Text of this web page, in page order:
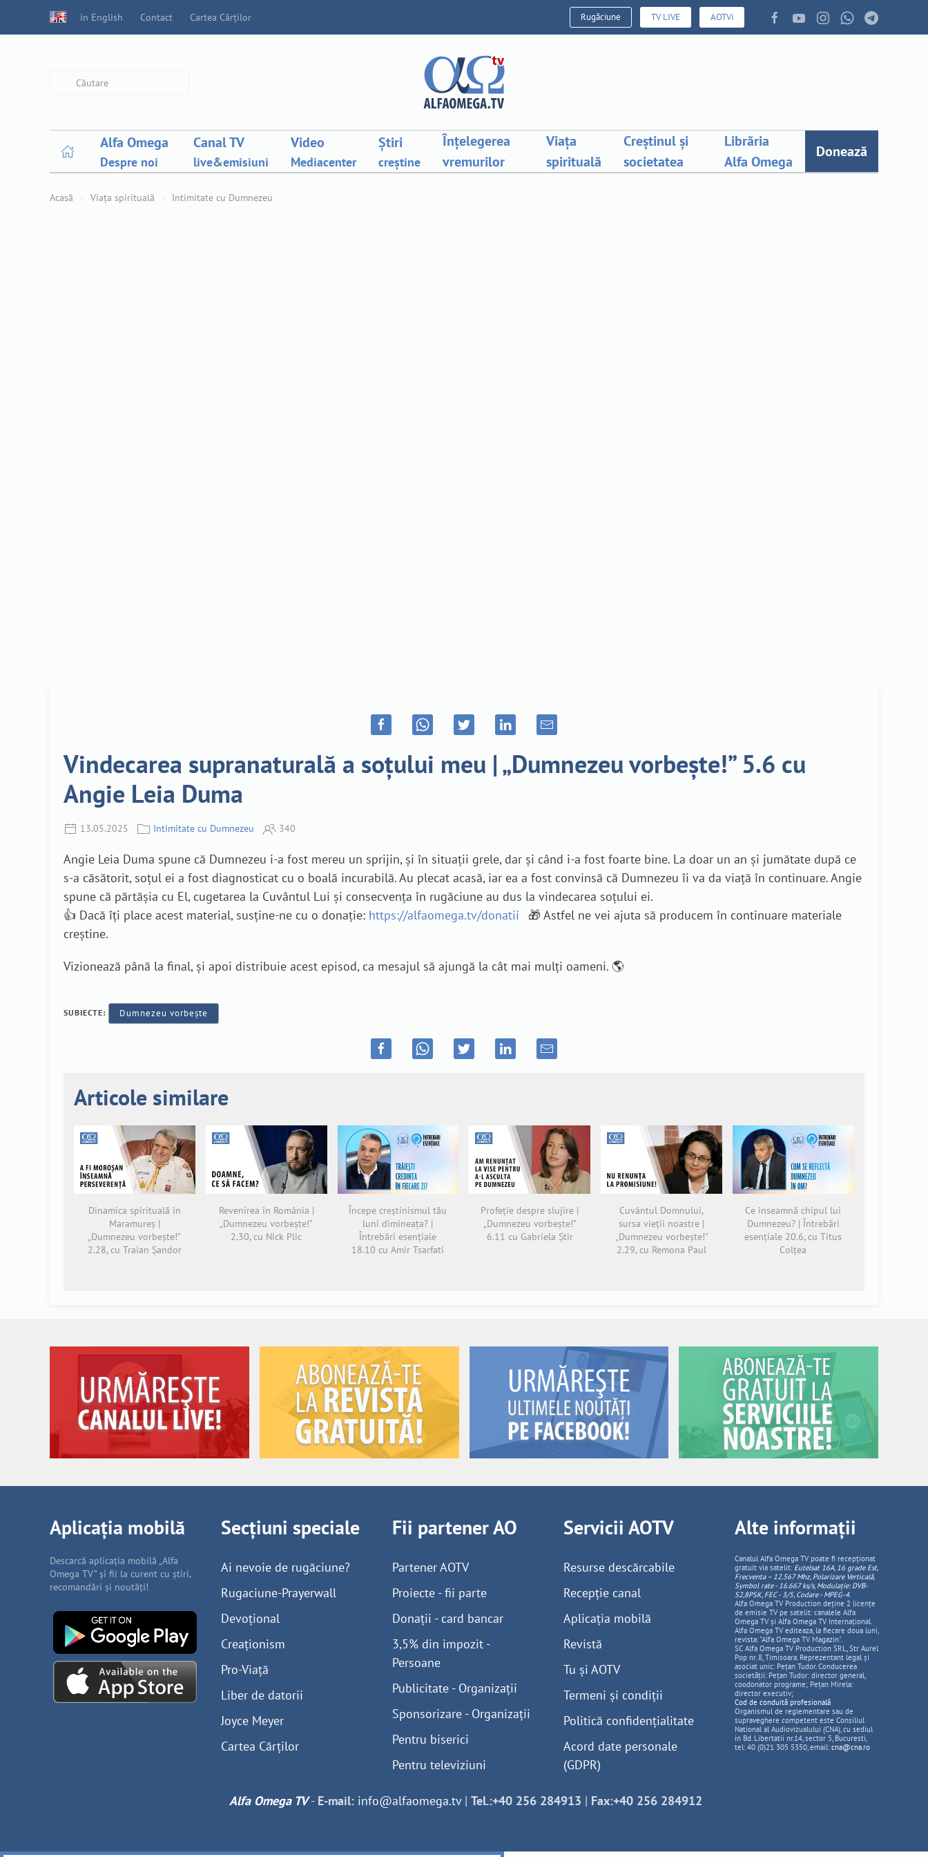
in English Contact Cartea Cărților Rugăciune TV LIVE AOTVi
Alfa Omega
Despre noi
Canal TV
live&emisiuni
Video
Mediacenter
Știri
creștine
Înțelegerea
vremurilor
Viața
spirituală
Creștinul și
societatea
Librăria
Alfa Omega
Donează
Acasă Viața spirituală Intimitate cu Dumnezeu
Vindecarea supranaturală a soțului meu | „Dumnezeu vorbește!” 5.6 cu
Angie Leia Duma
13.05.2025 Intimitate cu Dumnezeu 340
Angie Leia Duma spune că Dumnezeu i-a fost mereu un sprijin, și în situații grele, dar și când i-a fost foarte bine. La doar un an și jumătate după ce
s-a căsătorit, soțul ei a fost diagnosticat cu o boală incurabilă. Au plecat acasă, iar ea a fost convinsă că Dumnezeu îi va da viață în continuare. Angie
spune că părtășia cu El, cugetarea la Cuvântul Lui și consecvența în rugăciune au dus la vindecarea soțului ei.
👍 Dacă îți place acest material, susține-ne cu o donație: https://alfaomega.tv/donatii 🎁 Astfel ne vei ajuta să producem în continuare materiale
creștine.
Vizionează până la final, și apoi distribuie acest episod, ca mesajul să ajungă la cât mai mulți oameni. 🌎
SUBIECTE: Dumnezeu vorbește
Articole similare
Dinamica spirituală în
Maramureș |
„Dumnezeu vorbește!”
2.28, cu Traian Șandor
Revenirea în România |
„Dumnezeu vorbește!”
2.30, cu Nick Plic
Începe creștinismul tău
luni dimineața? |
Întrebări esențiale
18.10 cu Amir Tsarfati
Profeție despre slujire |
„Dumnezeu vorbește!”
6.11 cu Gabriela Știr
Cuvântul Domnului,
sursa vieții noastre |
„Dumnezeu vorbește!”
2.29, cu Remona Paul
Ce înseamnă chipul lui
Dumnezeu? | Întrebări
esențiale 20.6, cu Titus
Colțea
Aplicația mobilă
Descarcă aplicația mobilă „Alfa
Omega TV” și fii la curent cu știri,
recomandări și noutăți!
Secțiuni speciale
Ai nevoie de rugăciune?
Rugaciune-Prayerwall
Devoțional
Creaționism
Pro-Viață
Liber de datorii
Joyce Meyer
Cartea Cărților
Fii partener AO
Partener AOTV
Proiecte - fii parte
Donații - card bancar
3,5% din impozit -
Persoane
Publicitate - Organizații
Sponsorizare - Organizații
Pentru biserici
Pentru televiziuni
Servicii AOTV
Resurse descărcabile
Recepție canal
Aplicația mobilă
Revistă
Tu și AOTV
Termeni și condiții
Politică confidențialitate
Acord date personale
(GDPR)
Alte informații
Canalul Alfa Omega TV poate fi recepționat
gratuit via satelit: Eutelsat 16A, 16 grade Est,
Frecventa – 12.567 Mhz, PolarizareVerticală,
Symbol rate - 16.667 ks/s, Modulație: DVB-
S2,8PSK, FEC - 3/5, Codare - MPEG-4.
Alfa Omega TV Production deține 2 licențe
de emisie TV pe satelit: canalele Alfa
Omega TV și Alfa Omega TV Internațional.
Alfa Omega TV editeaza, la fiecare doua luni,
revista: "Alfa Omega TV Magazin".
SC Alfa Omega TV Production SRL, Str Aurel
Pop nr. 8, Timisoara. Reprezentant legal și
asociat unic: Pețan Tudor. Conducerea
societății: Pețan Tudor: director general,
coodonator programe; Pețan Mirela:
director executiv;
Cod de conduită profesională
Organismul de reglementare sau de
supraveghere competent este Consiliul
National al Audiovizualului (CNA), cu sediul
in Bd. Libertatii nr.14, sector 5, Bucuresti,
tel: 40 (0)21 305 5350, email: cna@cna.ro
Alfa Omega TV- E-mail: info@alfaomega.tv| Tel.:+40 256 284913 | Fax:+40 256 284912